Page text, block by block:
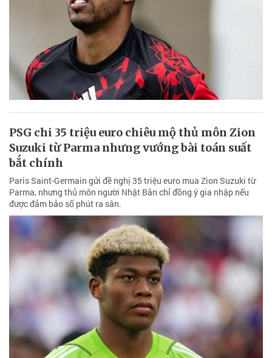
PSG chi 35 triệu euro chiêu mộ thủ môn Zion
Suzuki từ Parma nhưng vướng bài toán suất
bắt chính
Paris Saint-Germain gửi đề nghị 35 triệu euro mua Zion Suzuki từ
Parma, nhưng thủ môn người Nhật Bản chỉ đồng ý gia nhập nếu
được đảm bảo số phút ra sân.